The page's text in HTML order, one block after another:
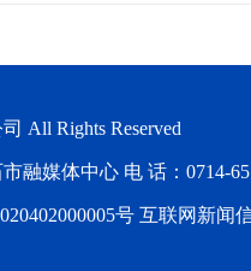
All Rights Reserved
融媒体中心 电 话：0714-
号 互联网新闻